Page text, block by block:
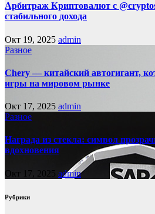
Арбитраж Криптовалют с
стабильного дохода
Окт 19, 2025 admin
Разное
Chery — китайский автогигант,
игры на мировом рынке
Окт 17, 2025 admin
Разное
Награда из стекла: символ
вдохновения
Окт 17, 2025 admin
Рубрики